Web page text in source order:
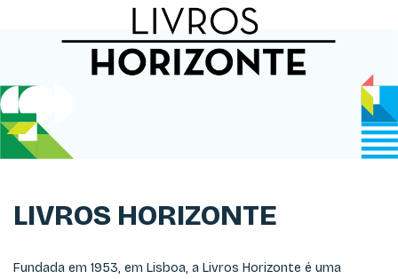
LIVROS HORIZONTE
Fundada em 1953, em Lisboa, a Livros Horizonte é uma